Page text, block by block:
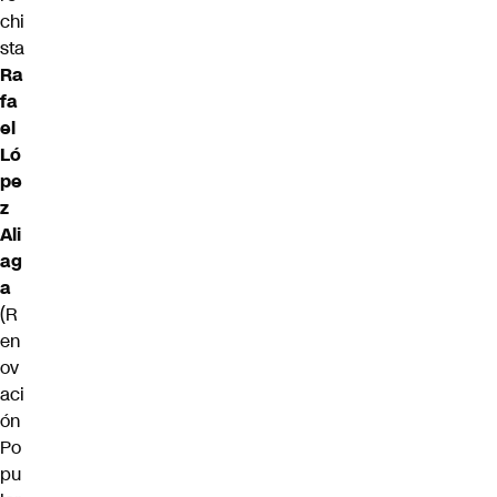
chi
sta
Ra
fa
el
Ló
pe
z
Ali
ag
a
(R
en
ov
aci
ón
Po
pu